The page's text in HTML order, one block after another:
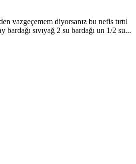
vazgeçemem diyorsanız bu nefis tırtıl
sıvıyağ 2 su bardağı un 1/2 su...